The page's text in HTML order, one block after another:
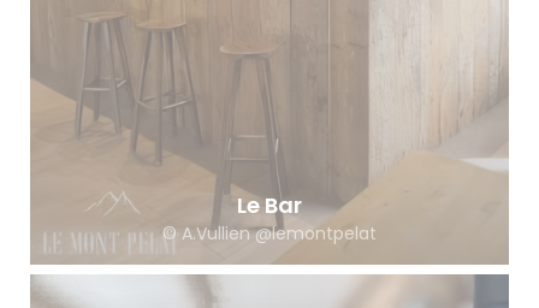
Le Bar
© A.Vullien @lemontpelat